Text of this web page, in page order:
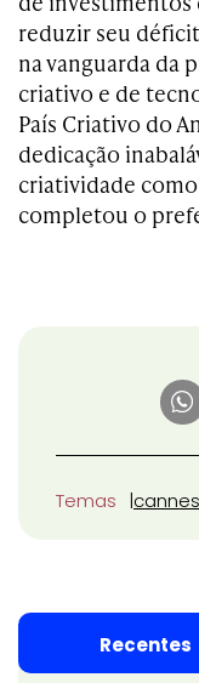
reduzir seu
na vanguarda da
criativo e de
País Criativo do
dedicação
criatividade
completou o
Temas
Recentes